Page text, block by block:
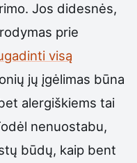
Jos didesnės,
prie
visą
jų įgėlimas būna
alergiškiems tai
nenuostabu,
būdų, kaip bent